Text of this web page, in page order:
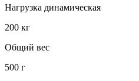
Нагрузка динамическая
200 кг
Общий вес
500 г